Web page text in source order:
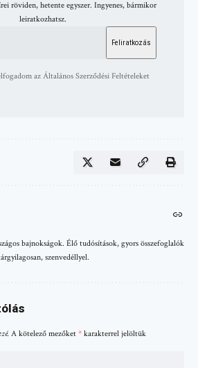
röviden, hetente egyszer. Ingyenes, bármikor
leiratkozhatsz.
az Általános Szerződési Feltételeket
bajnokságok. Élő tudósítások, gyors összefoglalók
szenvedéllyel.
A kötelező mezőket * karakterrel jelöltük